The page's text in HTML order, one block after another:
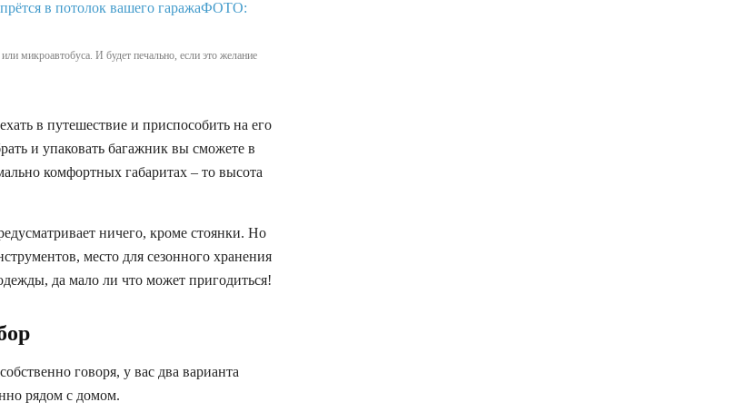
микроавтобуса. И будет печально, если это желание
в путешествие и приспособить на его
и упаковать багажник вы сможете в
комфортных габаритах – то высота
ничего, кроме стоянки. Но
место для сезонного хранения
да мало ли что может пригодиться!
говоря, у вас два варианта
рядом с домом.